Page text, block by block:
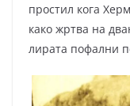
простил кога
како жртва на
лирата пофални